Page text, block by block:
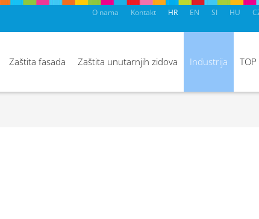
HR EN SI HU
O nama Kontakt
Zaštita fasada Zaštita unutarnjih zidova Industrija